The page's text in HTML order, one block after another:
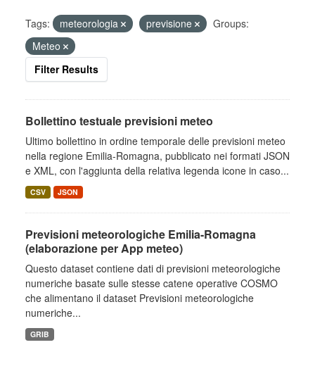
Tags: meteorologia previsione
Groups:
Meteo
Filter Results
Bollettino testuale previsioni meteo
Ultimo bollettino in ordine temporale delle previsioni meteo
nella regione Emilia-Romagna, pubblicato nei formati JSON
e XML, con l'aggiunta della relativa legenda icone in caso...
CSV JSON
Previsioni meteorologiche Emilia-Romagna
(elaborazione per App meteo)
Questo dataset contiene dati di previsioni meteorologiche
numeriche basate sulle stesse catene operative COSMO
che alimentano il dataset Previsioni meteorologiche
numeriche...
GRIB